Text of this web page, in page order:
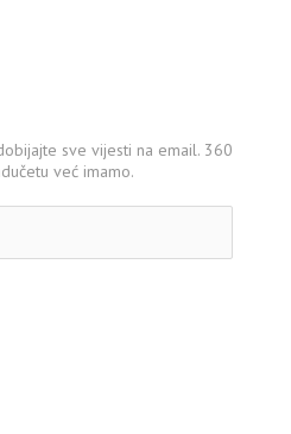
sve vijesti na email. 360
već imamo.